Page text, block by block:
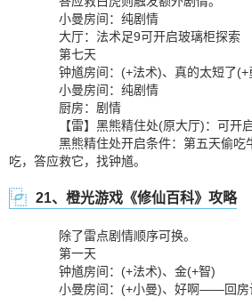
小曼房间：纯剧情
大厅：法术足9可开启玻璃柜探索
第七天
钟馗房间：(+法术)、真的太短了(+
小曼房间：纯剧情
厨房：剧情
【雷】黑熊精住处(原大厅)：可开
黑熊精住处开启条件：第五天偷吃
吃，答应救它，找钟馗。
21、橙光游戏《修仙百科》攻略
除了雷点剧情顺序可换。
第一天
钟馗房间：(+法术)、金(+智)
小曼房间：(+小曼)、好啊——回房